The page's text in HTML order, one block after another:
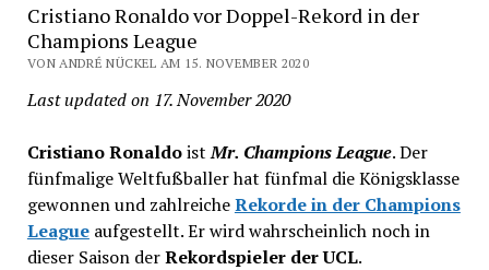
Cristiano Ronaldo vor Doppel-Rekord in der
Champions League
VON ANDRÉ NÜCKEL AM 15. NOVEMBER 2020
Last updated on 17. November 2020
Cristiano RonaldoistMr. Champions League. Der
fünfmalige Weltfußballer hat fünfmal die Königsklasse
gewonnen und zahlreicheRekorde in der Champions
Leagueaufgestellt. Er wird wahrscheinlich noch in
dieser Saison derRekordspieler der UCL.